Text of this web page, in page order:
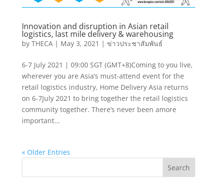
Innovation and disruption in Asian retail
logistics, last mile delivery & warehousing
by THECA| May 3, 2021 | ข่าวประชาสัมพันธ์
6-7 July 2021 | 09:00 SGT (GMT+8)Coming to you live,
wherever you are Asia’s must-attend event for the
retail logistics industry, Home Delivery Asia returns
on 6-7July 2021 to bring together the retail logistics
community together. There’s never been amore
important...
« Older Entries